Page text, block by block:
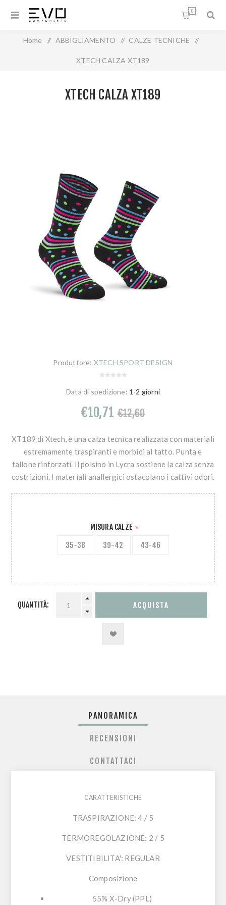
0
Home / ABBIGLIAMENTO / CALZE TECNICHE /
XTECH CALZA XT189
XTECH CALZA XT189
Produttore: XTECH SPORT DESIGN
Data di spedizione: 1-2 giorni
€10,71 €12,60
XT189 di Xtech, è una calza tecnica realizzata con materiali
estremamente traspiranti e morbidi al tatto. Punta e
tallone rinforzati. Il polsino in Lycra sostiene la calza senza
costrizioni. I materiali anallergici ostacolano i cattivi odori.
MISURA CALZE *
35-38 39-42 43-46
QUANTITÀ:
PANORAMICA
RECENSIONI
CONTATTACI
CARATTERISTICHE
TRASPIRAZIONE: 4 / 5
TERMOREGOLAZIONE: 2 / 5
VESTITIBILITA': REGULAR
Composizione
55% X-Dry (PPL)